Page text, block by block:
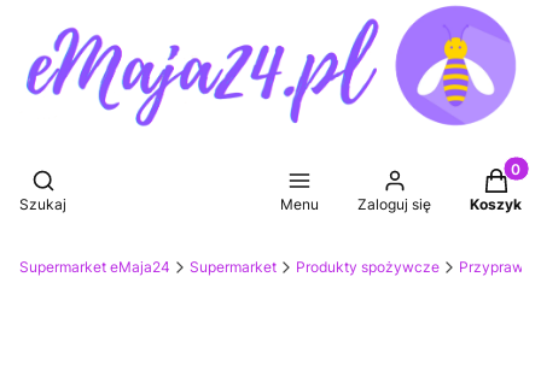
Otwórz wyszukiwarkę
Szukaj Menu Zaloguj się Koszyk
Supermarket eMaja24 Supermarket Produkty spożywcze Przyprawy i